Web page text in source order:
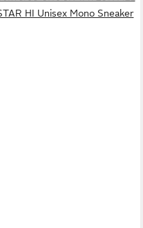
HI Unisex Mono Sneaker